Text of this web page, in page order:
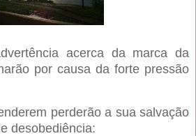
acerca da marca da
por causa da forte pressão
perderão a sua salvação
desobediência: